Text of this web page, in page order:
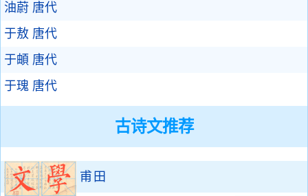
油蔚 唐代
于敖 唐代
于頔 唐代
于瑰 唐代
古诗文推荐
甫田